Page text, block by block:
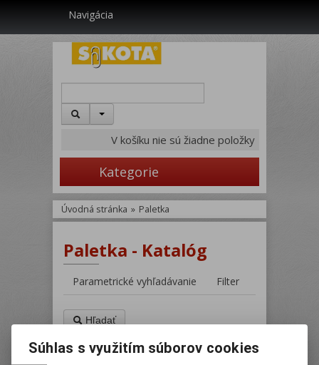
Navigácia
V košíku nie sú žiadne položky
Kategorie
Úvodná stránka » Paletka
Paletka - Katalóg
Parametrické vyhľadávanie Filter
Hľadať
Súhlas s využitím súborov cookies